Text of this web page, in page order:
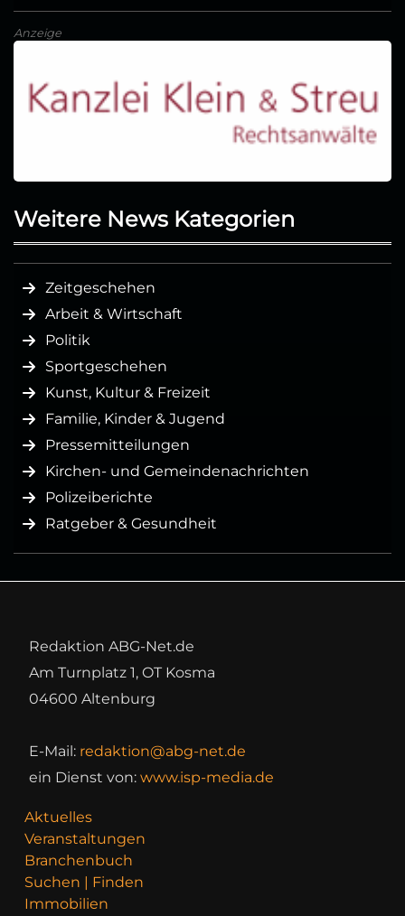
Anzeige
Weitere News Kategorien
Zeitgeschehen
Arbeit & Wirtschaft
Politik
Sportgeschehen
Kunst, Kultur & Freizeit
Familie, Kinder & Jugend
Pressemitteilungen
Kirchen- und Gemeindenachrichten
Polizeiberichte
Ratgeber & Gesundheit
Redaktion ABG-Net.de
Am Turnplatz 1, OT Kosma
04600 Altenburg
E-Mail: redaktion@abg-net.de
ein Dienst von: www.isp-media.de
Aktuelles
Veranstaltungen
Branchenbuch
Suchen | Finden
Immobilien